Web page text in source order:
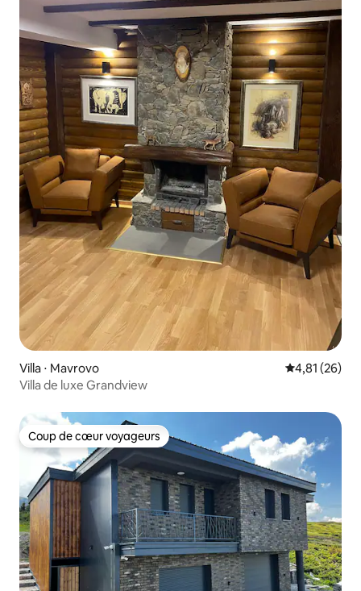
Villa ⋅ Mavrovo Évaluation
4,81 (26)
Villa de luxe Grandview
Coup de cœur voyageurs
Coup de cœur voyageurs